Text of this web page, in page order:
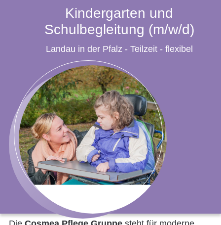
Kindergarten und
Schulbegleitung (m/w/d)
Landau in der Pfalz - Teilzeit - flexibel